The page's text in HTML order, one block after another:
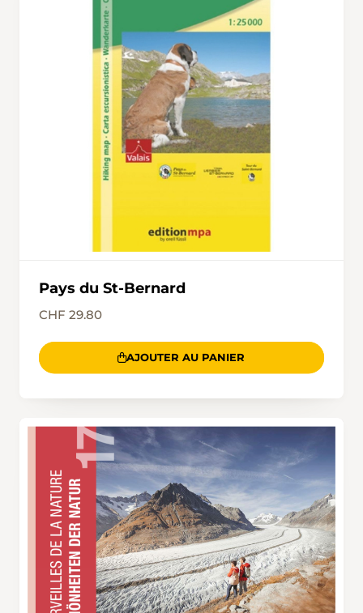
Pays du St-Bernard
CHF 29.80
AJOUTER AU PANIER